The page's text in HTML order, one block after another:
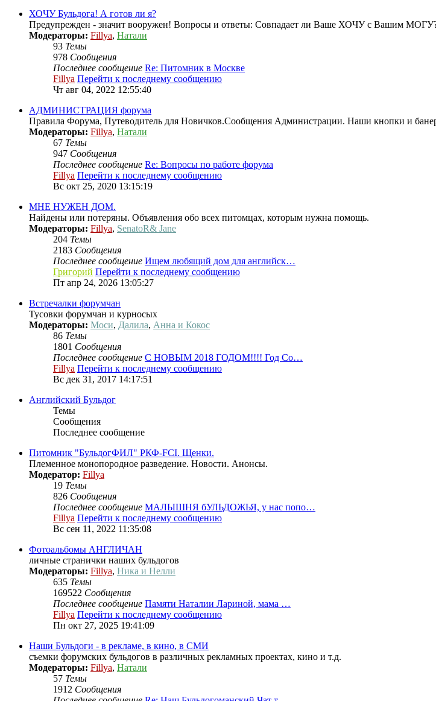
ХОЧУ Бульдога! А готов ли я?
Предупрежден - значит вооружен! Вопросы и ответы: Совпадает ли Ваше ХОЧУ с Вашим
Модераторы: Fillya, Натали
93 Темы
978 Сообщения
Последнее сообщение Re: Питомник в Москве
Fillya Перейти к последнему сообщению
Чт авг 04, 2022 12:55:40
АДМИНИСТРАЦИЯ форума
Правила Форума, Путеводитель для Новичков.Сообщения Администрации. Наши кнопки и
Модераторы: Fillya, Натали
67 Темы
947 Сообщения
Последнее сообщение Re: Вопросы по работе форума
Fillya Перейти к последнему сообщению
Вс окт 25, 2020 13:15:19
МНЕ НУЖЕН ДОМ.
Найдены или потеряны. Объявления обо всех питомцах, которым нужна помощь.
Модераторы: Fillya, SenatoR& Jane
204 Темы
2183 Сообщения
Последнее сообщение Ищем любящий дом для английск…
Григорий Перейти к последнему сообщению
Пт апр 24, 2026 13:05:27
Встречалки форумчан
Тусовки форумчан и курносых
Модераторы: Моси, Далила, Анна и Кокос
86 Темы
1801 Сообщения
Последнее сообщение С НОВЫМ 2018 ГОДОМ!!!! Год Со…
Fillya Перейти к последнему сообщению
Вс дек 31, 2017 14:17:51
Английский Бульдог
Темы
Сообщения
Последнее сообщение
Питомник "БульдогФИЛ" РКФ-FCI. Щенки.
Племенное монопородное разведение. Новости. Анонсы.
Модератор: Fillya
19 Темы
826 Сообщения
Последнее сообщение МАЛЫШНЯ бУЛЬДОЖЬЯ, у нас попо…
Fillya Перейти к последнему сообщению
Вс сен 11, 2022 11:35:08
Фотоальбомы АНГЛИЧАН
личные странички наших бульдогов
Модераторы: Fillya, Ника и Нелли
635 Темы
169522 Сообщения
Последнее сообщение Памяти Наталии Лариной, мама …
Fillya Перейти к последнему сообщению
Пн окт 27, 2025 19:41:09
Наши Бульдоги - в рекламе, в кино, в СМИ
съемки форумских бульдогов в различных рекламных проектах, кино и т.д.
Модераторы: Fillya, Натали
57 Темы
1912 Сообщения